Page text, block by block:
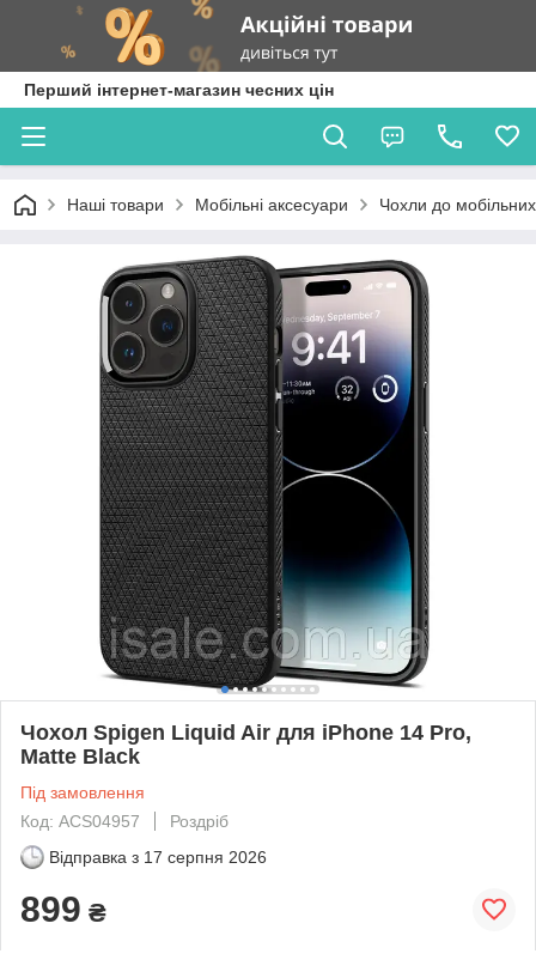
Перший інтернет-магазин чесних цін
Наші товари Мобільні аксесуари Чохли до
Чохол Spigen Liquid Air для iPhone 14 Pro,
Matte Black
Під замовлення
Код: ACS04957
Роздріб
Відправка з 17 серпня 2026
899 ₴